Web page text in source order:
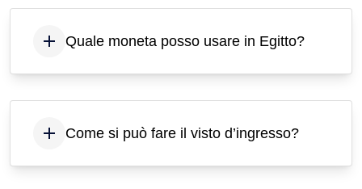
Quale moneta posso usare in Egitto?
Come si può fare il visto d’ingresso?